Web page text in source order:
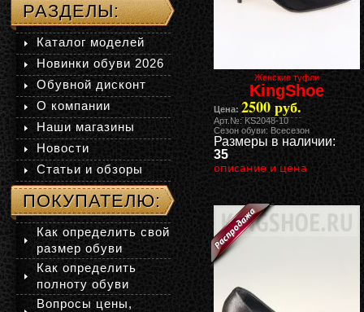
Женские туфли
KingShoe
Цена: 2500 руб.
Арт.№: KS2048-10
Сезон обуви: Всесезон
Размеры в наличии:
35
описание и цена
РАЗДЕЛЫ:
Каталог моделей
Новинки обуви 2026
Обувной дисконт
О компании
Наши магазины
Новости
Статьи и обзоры
ПОКУПАТЕЛЮ:
Как определить свой
размер обуви
Как определить
полноту обуви
Вопросы цены,